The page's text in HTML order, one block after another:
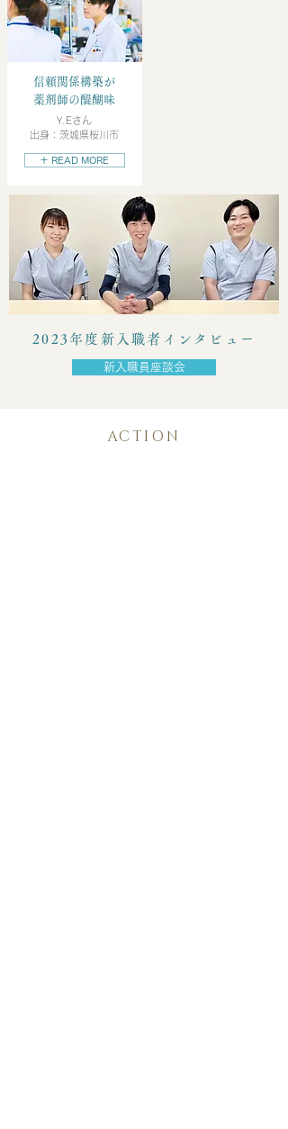
信頼関係構築が
薬剤師の醍醐味
Y.Eさん
出身：茨城県桜川市
＋ READ MORE
2023年度新入職者インタビュー
新入職員座談会
ACTION